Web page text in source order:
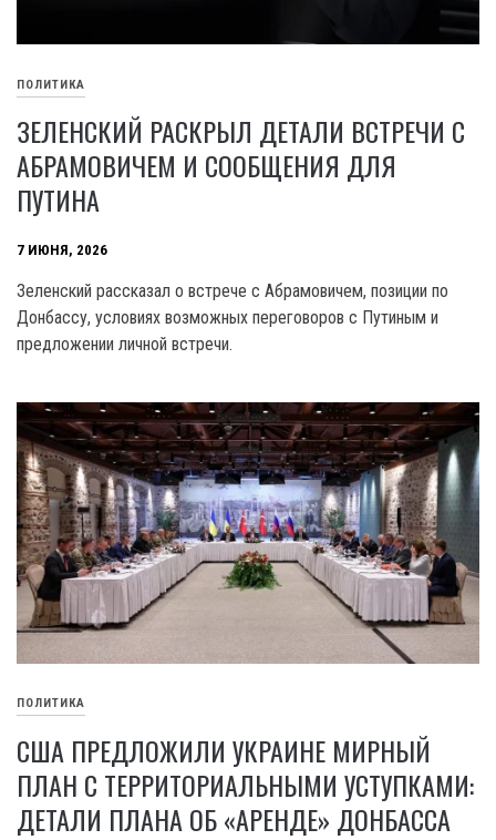
ПОЛИТИКА
ЗЕЛЕНСКИЙ РАСКРЫЛ ДЕТАЛИ ВСТРЕЧИ С
АБРАМОВИЧЕМ И СООБЩЕНИЯ ДЛЯ
ПУТИНА
7 ИЮНЯ, 2026
Зеленский рассказал о встрече с Абрамовичем, позиции по
Донбассу, условиях возможных переговоров с Путиным и
предложении личной встречи.
ПОЛИТИКА
США ПРЕДЛОЖИЛИ УКРАИНЕ МИРНЫЙ
ПЛАН С ТЕРРИТОРИАЛЬНЫМИ УСТУПКАМИ:
ДЕТАЛИ ПЛАНА ОБ «АРЕНДЕ» ДОНБАССА